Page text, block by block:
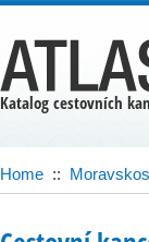
Home ::
Katalog cestovních